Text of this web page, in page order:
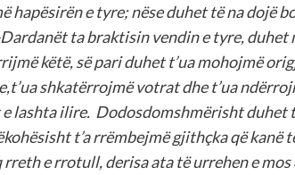
hapësirën e tyre; nëse duhet të na dojë
ta braktisin vendin e tyre, duhet
këtë, së pari duhet t’ua mohojmë
shkatërrojmë votrat dhe t’ua
lashta ilire. Dodosdomshmërisht duhet
t’a rrëmbejmë gjithçka që kanë
rreth e rrotull, derisa ata të urrehen e